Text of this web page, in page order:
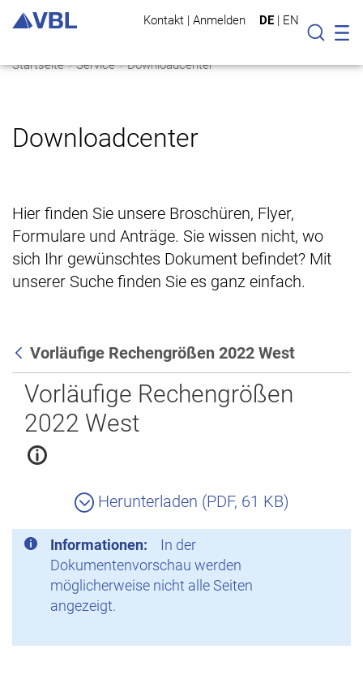
Kontakt | Anmelden DE | EN
Suche
Startseite Service Downloadcenter
Downloadcenter
Hier finden Sie unsere Broschüren, Flyer,
Formulare und Anträge. Sie wissen nicht, wo
sich Ihr gewünschtes Dokument befindet? Mit
unserer Suche finden Sie es ganz einfach.
Zurück
Vorläufige Rechengrößen 2022 West
Vorläufige Rechengrößen
2022 West
Herunterladen (PDF, 61 KB)
Informationen:
In der
Dokumentenvorschau werden
möglicherweise nicht alle Seiten
angezeigt.